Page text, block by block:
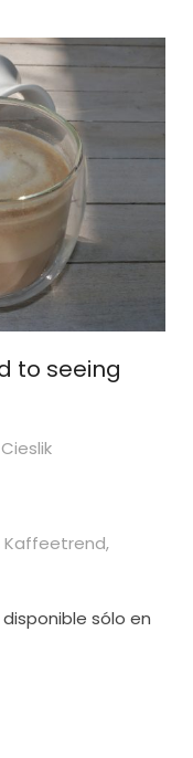
to seeing
Kaffeetrend,
sólo en